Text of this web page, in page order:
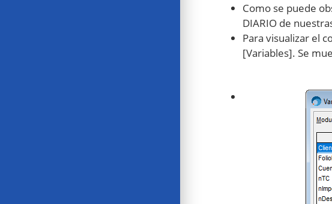
Como se puede
DIARIO de
Para visualizar el
[Variables]. Se